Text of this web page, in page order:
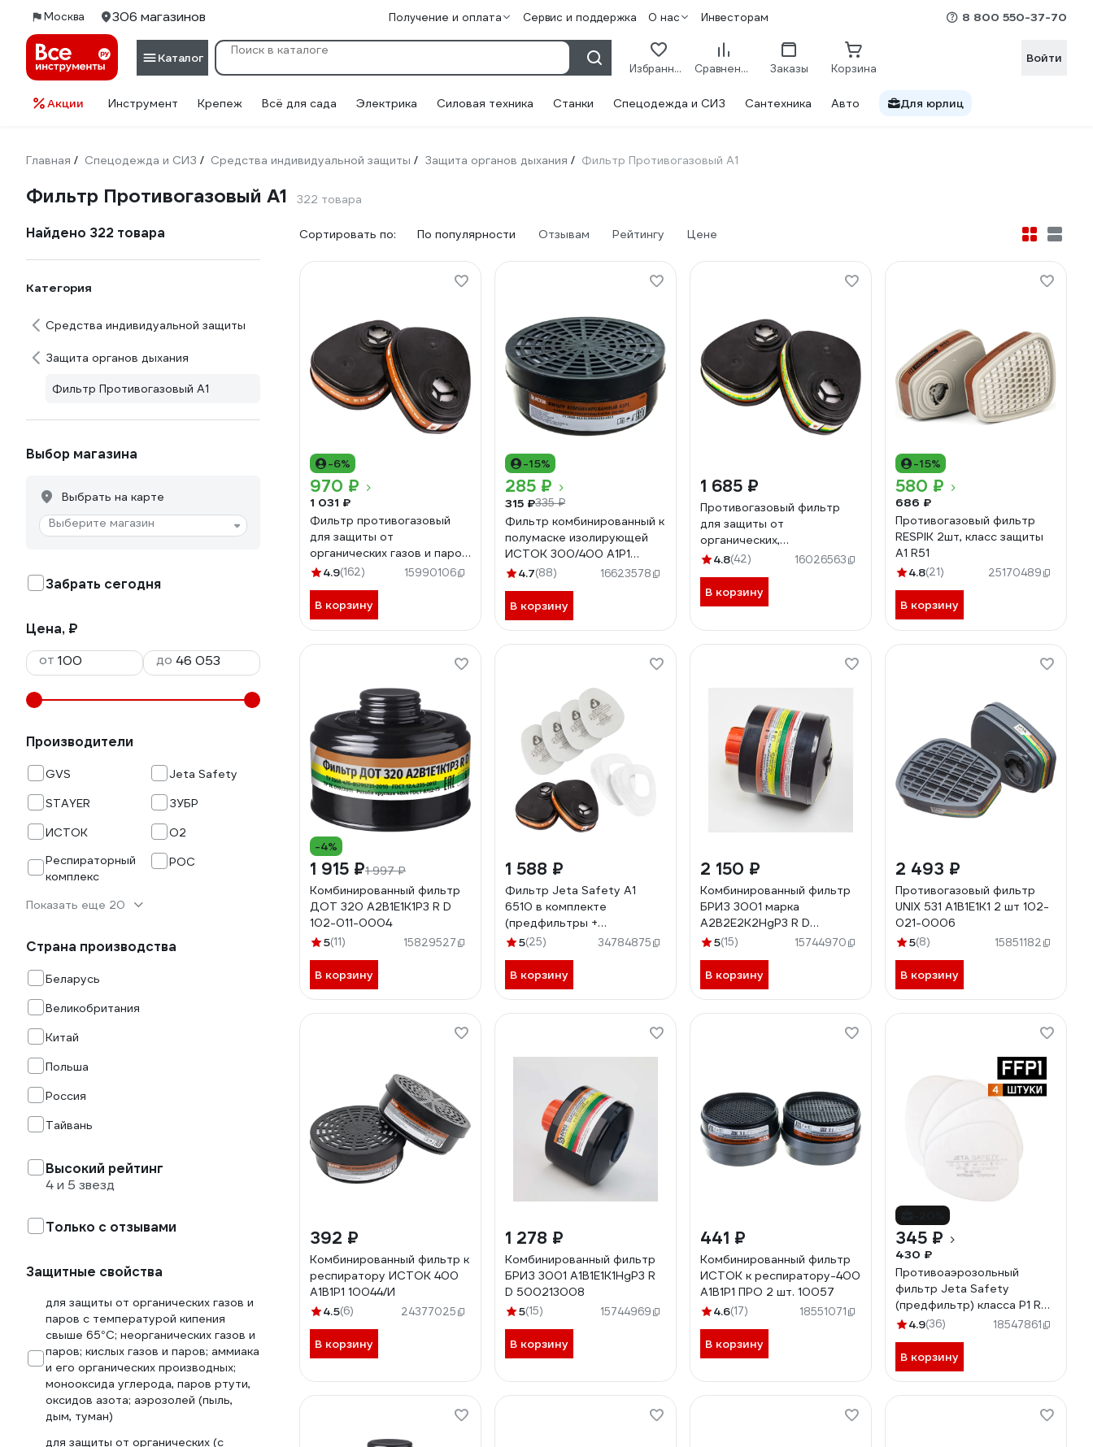
Москва 306 магазинов Получение и оплата Сервис и поддержка О нас Инвесторам 8 800 550-37-70
Каталог
Избранное Сравнение Заказы Корзина
Войти
Акции Инструмент Крепеж Всё для сада Электрика Силовая техника Станки Спецодежда и СИЗ Сантехника Авто Для юрлиц
Главная / Спецодежда и СИЗ / Средства индивидуальной защиты / Защита органов дыхания / Фильтр Противогазовый А1
Фильтр Противогазовый А1 322 товара
Найдено 322 товара
Категория
Средства индивидуальной защиты
Защита органов дыхания
Фильтр Противогазовый А1
Выбор магазина
Выбрать на карте
Выберите магазин
Забрать сегодня
Цена, ₽
от
до
Производители
GVS
Jeta Safety
STAYER
ЗУБР
ИСТОК
О2
Респираторный
комплекс
РОС
Показать еще 20
Страна производства
Беларусь
Великобритания
Китай
Польша
Россия
Тайвань
Высокий рейтинг
4 и 5 звезд
Только с отзывами
Защитные свойства
для защиты от органических газов и
паров с температурой кипения
cвыше 65°С; неорганических газов и
паров; кислых газов и паров; аммиака
и его органических производных;
монооксида углерода, паров ртути,
оксидов азота; аэрозолей (пыль,
дым, туман)
для защиты от органических (с
Сортировать по: По популярности Отзывам Рейтингу Цене
-6%
970 ₽
1 031 ₽
Фильтр противогазовый
для защиты от
органических газов и паров
Jeta Safety А1, 2 шт. 6510
4.9(162) 15990106
В корзину
-15%
285 ₽
315 ₽335 ₽
Фильтр комбинированный к
полумаске изолирующей
ИСТОК 300/400 А1Р1
ИСТОК 2 штуки 10043/И
4.7(88) 16623578
В корзину
1 685 ₽
Противогазовый фильтр
для защиты от
органических,
неорганических, кислых
Safety ABEK1 6541
4.8(42) 16026563
В корзину
-15%
580 ₽
686 ₽
Противогазовый фильтр
RESPIK 2шт, класс защиты
А1 R51
4.8(21) 25170489
В корзину
-4%
1 915 ₽1 997 ₽
Комбинированный фильтр
ДОТ 320 А2В1Е1К1Р3 R D
102-011-0004
5(11) 15829527
В корзину
1 588 ₽
Фильтр Jeta Safety A1
6510 в комплекте
(предфильтры +
держатели) 6510K
5(25) 34784875
В корзину
2 150 ₽
Комбинированный фильтр
БРИЗ 3001 марка
А2В2Е2К2HgР3 R D
500213014
5(15) 15744970
В корзину
2 493 ₽
Противогазовый фильтр
UNIX 531 А1В1Е1К1 2 шт 102-
021-0006
5(8) 15851182
В корзину
392 ₽
Комбинированный фильтр к
респиратору ИСТОК 400
А1В1Р1 10044/И
4.5(6) 24377025
В корзину
1 278 ₽
Комбинированный фильтр
БРИЗ 3001 А1В1Е1К1HgР3 R
D 500213008
5(15) 15744969
В корзину
441 ₽
Комбинированный фильтр
ИСТОК к респиратору-400
А1В1Р1 ПРО 2 шт. 10057
4.6(17) 18551071
В корзину
345 ₽
430 ₽
Противоаэрозольный
фильтр Jeta Safety
(предфильтр) класса P1 RD
4 штуки 6021-P1RD
4.9(36) 18547861
В корзину